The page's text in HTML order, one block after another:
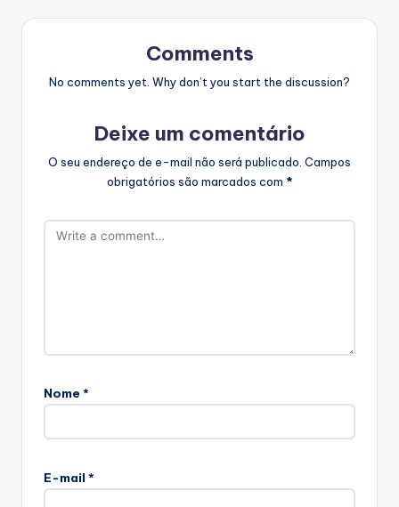
Comments
No comments yet. Why don’t you start the discussion?
Deixe um comentário
O seu endereço de e-mail não será publicado. Campos
obrigatórios são marcados com *
Nome *
E-mail *